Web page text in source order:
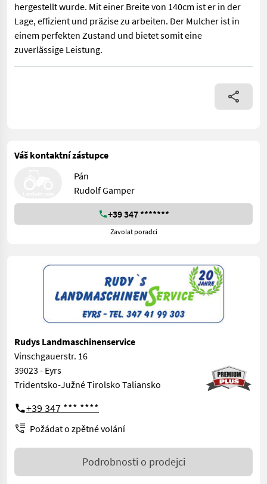
hergestellt wurde. Mit einer Breite von 140cm ist er in der
Lage, effizient und präzise zu arbeiten. Der Mulcher ist in
einem perfekten Zustand und bietet somit eine
zuverlässige Leistung.
Der Schlegler / Schlägelhäcksler der Marke Hermes vom
Váš kontaktní zástupce
Pán
Rudolf Gamper
+39 347 *******
Zavolat poradci
Rudys Landmaschinenservice
Vinschgauerstr. 16
39023 - Eyrs
Tridentsko-Južné Tirolsko Taliansko
+39 347 *** ****
Požádat o zpětné volání
Podrobnosti o prodejci